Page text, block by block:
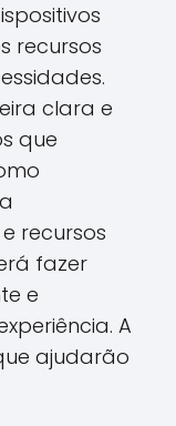
recursos
clara e
que
recursos
fazer
e
A
ajudarão